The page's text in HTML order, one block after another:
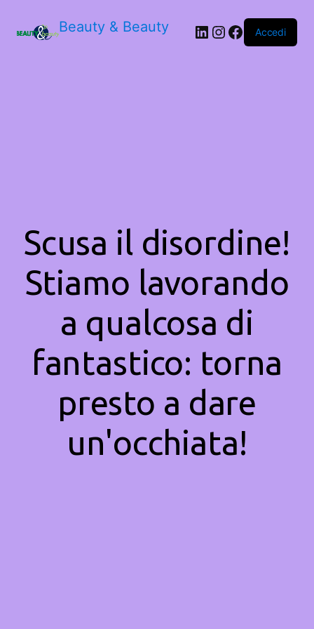
Beauty & Beauty LinkedIn
Instagram
Facebook
Accedi
Scusa il disordine!
Stiamo lavorando
a qualcosa di
fantastico: torna
presto a dare
un'occhiata!